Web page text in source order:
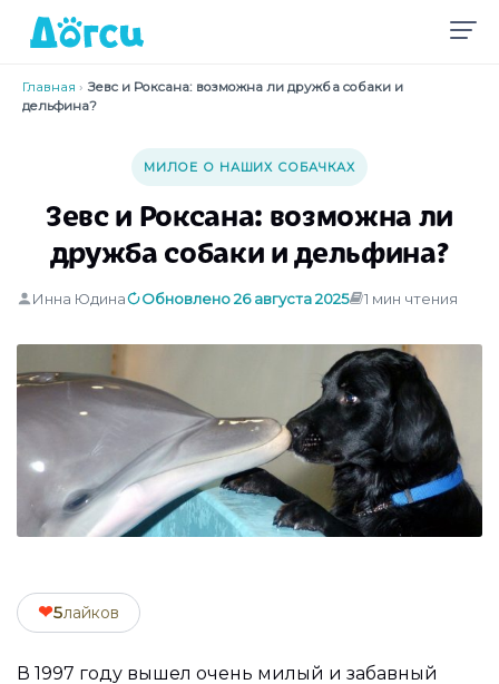
Главная › Зевс и Роксана: возможна ли дружба собаки и
дельфина?
МИЛОЕ О НАШИХ СОБАЧКАХ
Зевс и Роксана: возможна ли
дружба собаки и дельфина?
Инна Юдина Обновлено 26 августа 2025 1 мин чтения
❤5лайков
В 1997 году вышел очень милый и забавный